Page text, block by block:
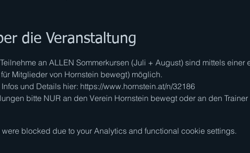
die Veranstaltung
an ALLEN Sommerkursen (Juli + August) sind mittels
Mitglieder von Hornstein bewegt) möglich.
und Details hier: https://www.hornstein.at/n/32186
bitte NUR an den Verein Hornstein bewegt oder an den Trainer
blocked due to your Analytics and functional cookie settings.